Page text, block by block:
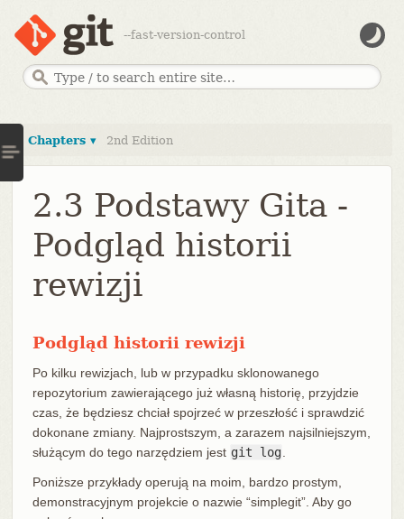
--fast-version-control
Chapters ▾ 2nd Edition
2.3 Podstawy Gita -
Podgląd historii
rewizji
Podgląd historii rewizji
Po kilku rewizjach, lub w przypadku sklonowanego
repozytorium zawierającego już własną historię, przyjdzie
czas, że będziesz chciał spojrzeć w przeszłość i sprawdzić
dokonane zmiany. Najprostszym, a zarazem najsilniejszym,
służącym do tego narzędziem jest git log
Poniższe przykłady operują na moim, bardzo prostym,
demonstracyjnym projekcie o nazwie “simplegit”. Aby go